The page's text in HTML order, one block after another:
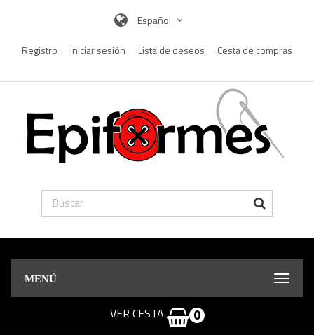
Español
Registro Iniciar sesión Lista de deseos Cesta de compras
MENÚ
VER CESTA 0